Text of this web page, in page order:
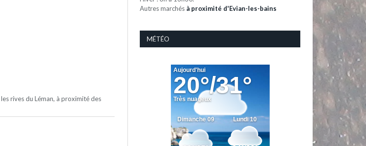
rives du Léman, à proximité des
Autres marchés à proximité d'Evian-les-bains
MÉTÉO